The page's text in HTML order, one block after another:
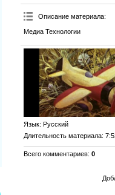
Описание материала:
Медиа Технологии
Язык: Русский
Длительность материала:
Всего комментариев: 0